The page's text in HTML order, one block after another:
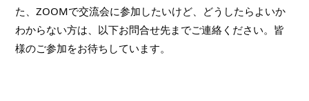
た、ZOOMで交流会に参加したいけど、どうしたらよいか
わからない方は、以下お問合せ先までご連絡ください。皆
様のご参加をお待ちしています。